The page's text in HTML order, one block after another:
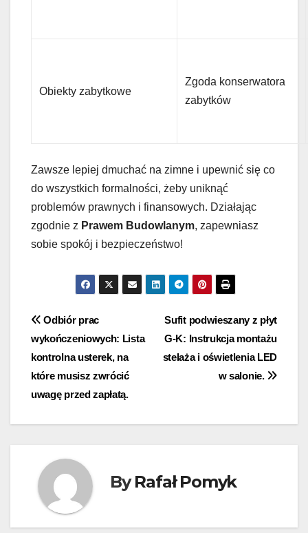
Obiekty zabytkowe
Zgoda konserwatora
zabytków
Zawsze lepiej dmuchać na zimne i upewnić się co
do wszystkich formalności, żeby uniknąć
problemów prawnych i finansowych. Działając
zgodnie z Prawem Budowlanym, zapewniasz
sobie spokój i bezpieczeństwo!
Nawigacja
wpisu
Sufit podwieszany z płyt
G-K: Instrukcja montażu
stelaża i oświetlenia LED
w salonie.
Odbiór prac
wykończeniowych: Lista
kontrolna usterek, na
które musisz zwrócić
uwagę przed zapłatą.
ByRafał Pomyk